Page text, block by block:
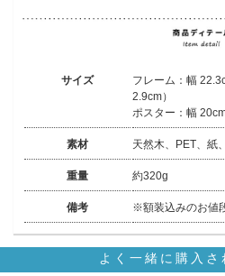
サイズ
フレーム：幅
2.9cm）
ポスター：幅
素材 天然木、PET、紙
重量 約320g
備考 ※額装込みのお値
よく一緒に購入さ